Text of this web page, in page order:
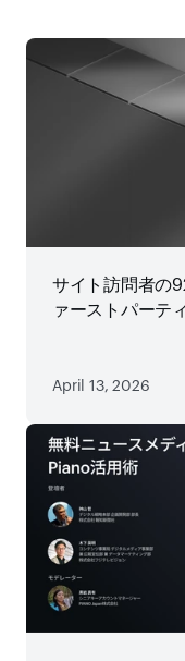
サイト訪問者の
ァーストパーテ
April 13, 2026